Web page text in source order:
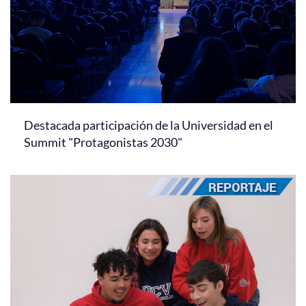
Destacada participación de la Universidad en el
Summit "Protagonistas 2030"